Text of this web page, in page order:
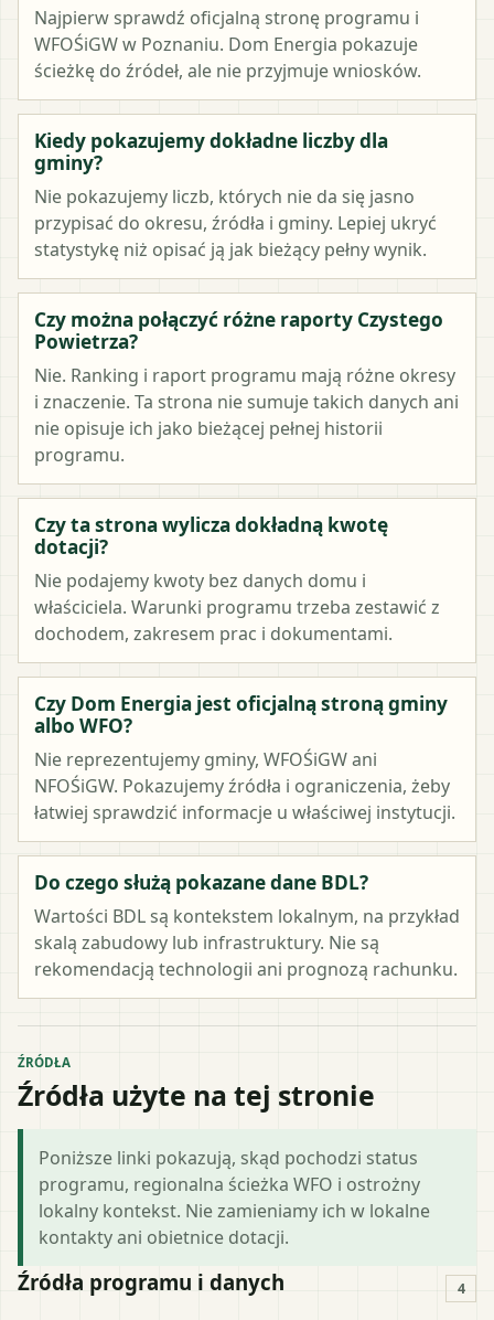
Najpierw sprawdź oficjalną stronę programu i
WFOŚiGW w Poznaniu. Dom Energia pokazuje
ścieżkę do źródeł, ale nie przyjmuje wniosków.
Kiedy pokazujemy dokładne liczby dla
gminy?
Nie pokazujemy liczb, których nie da się jasno
przypisać do okresu, źródła i gminy. Lepiej ukryć
statystykę niż opisać ją jak bieżący pełny wynik.
Czy można połączyć różne raporty Czystego
Powietrza?
Nie. Ranking i raport programu mają różne okresy
i znaczenie. Ta strona nie sumuje takich danych ani
nie opisuje ich jako bieżącej pełnej historii
programu.
Czy ta strona wylicza dokładną kwotę
dotacji?
Nie podajemy kwoty bez danych domu i
właściciela. Warunki programu trzeba zestawić z
dochodem, zakresem prac i dokumentami.
Czy Dom Energia jest oficjalną stroną gminy
albo WFO?
Nie reprezentujemy gminy, WFOŚiGW ani
NFOŚiGW. Pokazujemy źródła i ograniczenia, żeby
łatwiej sprawdzić informacje u właściwej instytucji.
Do czego służą pokazane dane BDL?
Wartości BDL są kontekstem lokalnym, na przykład
skalą zabudowy lub infrastruktury. Nie są
rekomendacją technologii ani prognozą rachunku.
ŹRÓDŁA
Źródła użyte na tej stronie
Poniższe linki pokazują, skąd pochodzi status
programu, regionalna ścieżka WFO i ostrożny
lokalny kontekst. Nie zamieniamy ich w lokalne
kontakty ani obietnice dotacji.
Źródła programu i danych 4